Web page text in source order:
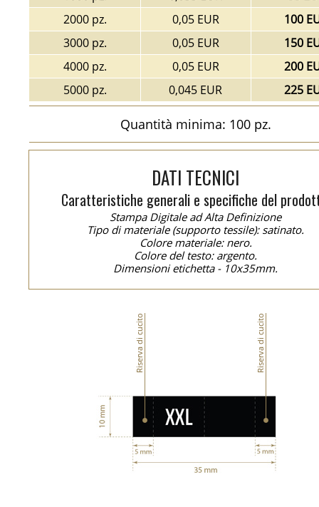
2000 pz.
0,05 EUR
100
3000 pz.
0,05 EUR
150
4000 pz.
0,05 EUR
200
5000 pz.
0,045 EUR 225
Quantità minima: 100 pz.
DATI TECNICI
Caratteristiche generali e specifiche del
Stampa Digitale ad Alta Definizione
Tipo di materiale (supporto tessile): satinato.
Colore materiale: nero.
Colore del testo: argento.
Dimensioni etichetta - 10x35mm.
Riserva di cucito Riserva di cucito